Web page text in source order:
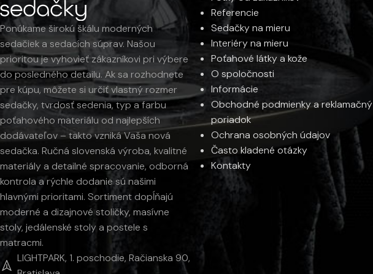
Ponúkame širokú škálu moderných
sedačiek a sedacích súprav. Našou
prioritou je vyhovieť zákazníkovi pri výbere
do posledného detailu. Ak sa rozhodnete
pre kúpu, môžete si určiť vlastný rozmer
sedačky, tvrdosť sedenia, typ a farbu
poťahového materiálu od najlepších
dodávateľov – takto vzniká Vaša nová
sedačka. Ručná slovenská výroba, kvalitné
materiály a detailné spracovanie, odborná
kontrola a rýchle dodanie sú našimi
hlavnými prioritami. Sortiment dopĺňajú
moderné a dizajnové stoličky, masívne
stoly, jedálenské stoly a postele s
matracmi.
LIGHTPARK, 1. poschodie, Račianska 90,
Referencie
Sedačky na mieru
Interiéry na mieru
Poťahové látky a kože
O spoločnosti
Informácie
Obchodné podmienky a reklamačný
poriadok
Ochrana osobných údajov
Často kladené otázky
Kontakty